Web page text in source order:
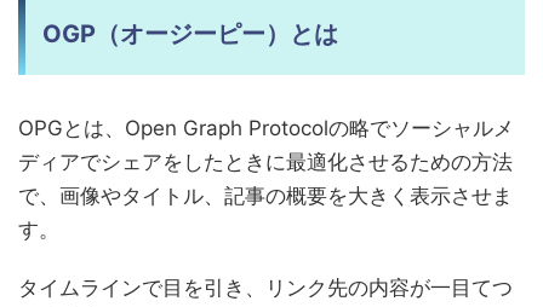
OGP（オージーピー）とは
OPGとは、Open Graph Protocolの略でソーシャルメ
ディアでシェアをしたときに最適化させるための方法
で、画像やタイトル、記事の概要を大きく表示させま
す。
タイムラインで目を引き、リンク先の内容が一目てつ